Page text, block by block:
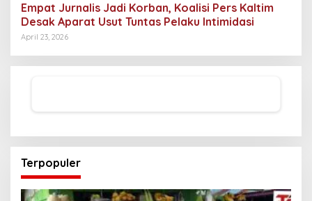
Empat Jurnalis Jadi Korban, Koalisi Pers Kaltim
Desak Aparat Usut Tuntas Pelaku Intimidasi
April 23, 2026
Terpopuler